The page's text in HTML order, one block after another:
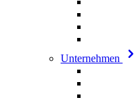
Unternehmen